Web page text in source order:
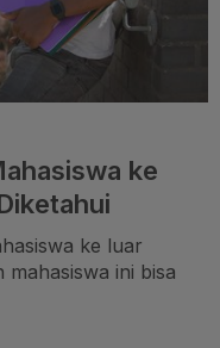
ke
ke luar
ini bisa